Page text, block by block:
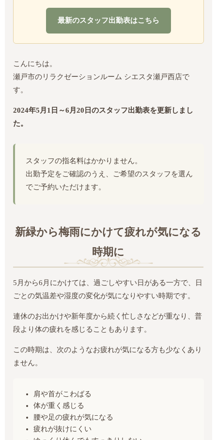
最新のスタッフ出勤表はこちら
こんにちは。
瀬戸市のリラクゼーションルーム シエスタ瀬戸西店で
す。
2024年5月1日～6月20日のスタッフ出勤表を更新しまし
た。
スタッフの指名料はかかりません。
出勤予定をご確認のうえ、ご希望のスタッフを選ん
でご予約いただけます。
新緑から梅雨にかけて疲れが気になる
時期に
5月から6月にかけては、過ごしやすい日がある一方で、日
ごとの気温差や湿度の変化が気になりやすい時期です。
連休のお出かけや新年度から続く忙しさなどが重なり、普
段より体の疲れを感じることもあります。
この時期は、次のようなお疲れが気になる方も少なくあり
ません。
肩や首がこわばる
体が重く感じる
腰や足の疲れが気になる
疲れが抜けにくい